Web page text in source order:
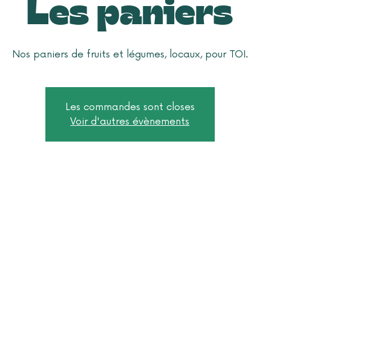
Les paniers
Nos paniers de fruits et légumes, locaux, pour TOI.
Les commandes sont closes
Voir d'autres évènements